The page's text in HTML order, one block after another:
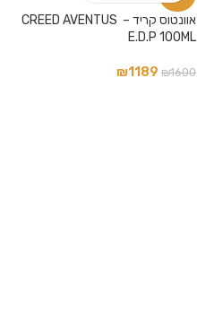
אוונטוס קריד – CREED AVENTUS
E.D.P 100ML
₪1600
₪1189